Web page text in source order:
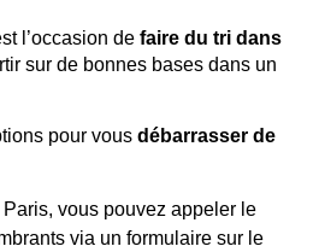
l’occasion de faire du tri dans
sur de bonnes bases dans un
pour vous débarrasser de
vous pouvez appeler le
via un formulaire sur le